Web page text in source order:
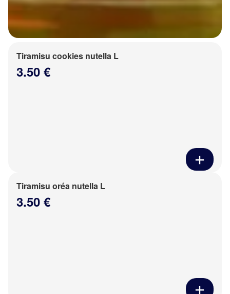
Tiramisu cookies nutella L
3.50 €
Tiramisu oréa nutella L
3.50 €